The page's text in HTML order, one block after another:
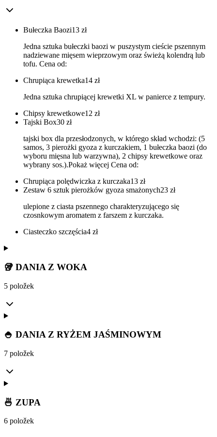
Bułeczka Baozi13 zł
Jedna sztuka bułeczki baozi w puszystym cieście pszennym
nadziewane mięsem wieprzowym oraz świeżą kolendrą lub
tofu. Cena od:
Chrupiąca krewetka14 zł
Jedna sztuka chrupiącej krewetki XL w panierce z tempury.
Chipsy krewetkowe12 zł
Tajski Box30 zł
tajski box dla przesłodzonych, w którego skład wchodzi: (5
samos, 3 pierożki gyoza z kurczakiem, 1 bułeczka baozi (do
wyboru mięsna lub warzywna), 2 chipsy krewetkowe oraz
wybrany sos.).Pokaż więcej Cena od:
Chrupiąca polędwiczka z kurczaka13 zł
Zestaw 6 sztuk pierożków gyoza smażonych23 zł
ulepione z ciasta pszennego charakteryzującego się
czosnkowym aromatem z farszem z kurczaka.
Ciasteczko szczęścia4 zł
🥡 DANIA Z WOKA
5 položek
🍚 DANIA Z RYŻEM JAŚMINOWYM
7 položek
🍜 ZUPA
6 položek